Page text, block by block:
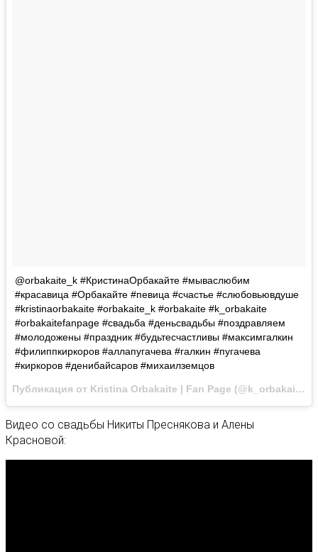
@orbakaite_k #КристинаОрбакайте #мываслюбим
#красавица #Орбакайте #певица #счастье #слюбовьювдуше
#kristinaorbakaite #orbakaite_k #orbakaite #k_orbakaite
#orbakaitefanpage #свадьба #деньсвадьбы #поздравляем
#молодожены #праздник #будьтесчастливы #максимгалкин
#филиппкиркоров #аллапугачева #галкин #пугачева
#киркоров #денибайсаров #михаилземцов
Публикация от Kristina Orbakaite | Fan Page (@k_orbakaite)
Видео со свадьбы Никиты Преснякова и Алены
Красновой: